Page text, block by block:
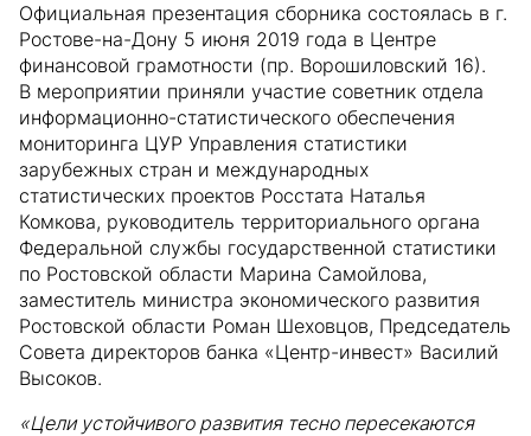
Официальная презентация сборника состоялась в г.
Ростове-на-Дону 5 июня 2019 года в Центре
финансовой грамотности (пр. Ворошиловский 16).
В мероприятии приняли участие советник отдела
информационно-статистического обеспечения
мониторинга ЦУР Управления статистики
зарубежных стран и международных
статистических проектов Росстата Наталья
Комкова, руководитель территориального органа
Федеральной службы государственной статистики
по Ростовской области Марина Самойлова,
заместитель министра экономического развития
Ростовской области Роман Шеховцов, Председатель
Совета директоров банка «Центр-инвест» Василий
Высоков.
«Цели устойчивого развития тесно пересекаются